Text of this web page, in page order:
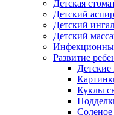
Детская
Детский
Детский
Детский
Развитие
Детские
Куклы
Соленое